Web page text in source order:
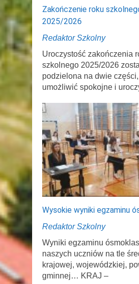
Zakończenie roku
2025/2026
Redaktor Szkolny
Uroczystość zakończenia
szkolnego 2025/2026
podzielona na dwie
umożliwić spokojne i
Wysokie wyniki egzaminu
Redaktor Szkolny
Wyniki egzaminu
naszych uczniów na tle
krajowej, wojewódzkiej,
gminnej… KRAJ –